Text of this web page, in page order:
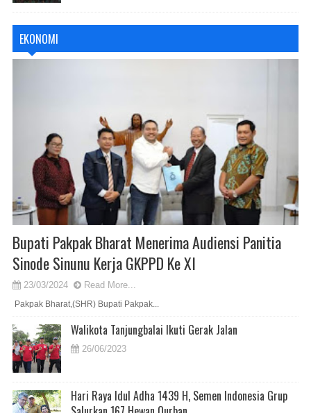
EKONOMI
Bupati Pakpak Bharat Menerima Audiensi Panitia
Sinode Sinunu Kerja GKPPD Ke XI
23/03/2024 Read More...
Pakpak Bharat,(SHR) Bupati Pakpak...
Walikota Tanjungbalai Ikuti Gerak Jalan
26/06/2023
Hari Raya Idul Adha 1439 H, Semen Indonesia Grup